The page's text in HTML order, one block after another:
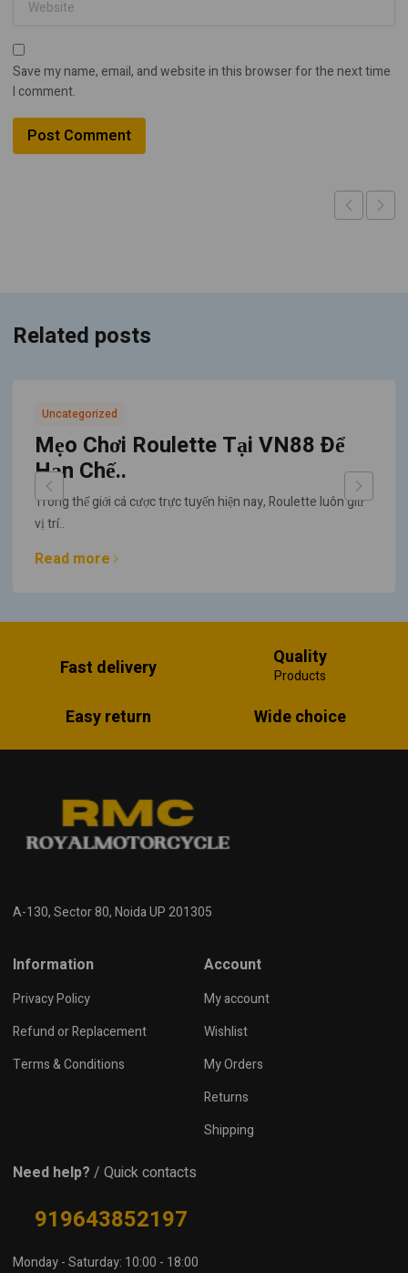
Save my name, email, and website in this browser for the next time
I comment.
Related posts
Uncategorized
Mẹo Chơi Roulette Tại VN88 Để
Hạn Chế..
Trong thế giới cá cược trực tuyến hiện nay, Roulette luôn giữ
vị trí..
Read more
Fast delivery Quality
Products
Easy return Wide choice
A-130, Sector 80, Noida UP 201305
Information
Privacy Policy
Refund or Replacement
Terms & Conditions
Account
My account
Wishlist
My Orders
Returns
Shipping
Need help? / Quick contacts
919643852197
Monday - Saturday: 10:00 - 18:00